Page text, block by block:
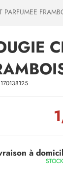
PARFUMEE
170138125
à
STOCK